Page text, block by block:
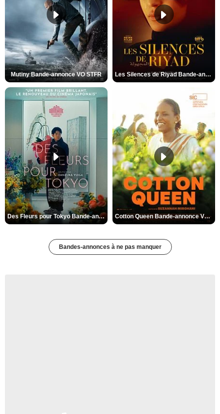
Mutiny Bande-annonce VO STFR Les Silences de Riyad Bande-annonce VO STFR
Des Fleurs pour Tokyo Bande-annonce VO STFR Cotton Queen Bande-annonce VO STFR
Bandes-annonces à ne pas manquer